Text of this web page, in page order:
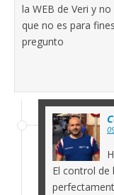
la WEB de Veri y
que no es para
pregunto
El control de